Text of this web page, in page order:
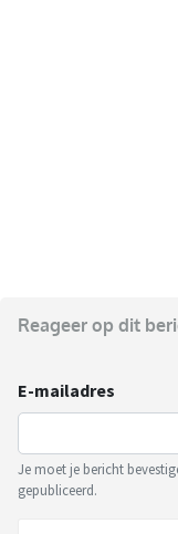
Reageer op dit
E-mailadres
Je moet je bericht
gepubliceerd.